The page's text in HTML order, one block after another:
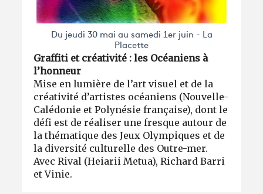
Du jeudi 30 mai au samedi 1er juin - La
Placette
Graffiti et créativité : les Océaniens à
l’honneur
Mise en lumière de l’art visuel et de la
créativité d’artistes océaniens (Nouvelle-
Calédonie et Polynésie française), dont le
défi est de réaliser une fresque autour de
la thématique des Jeux Olympiques et de
la diversité culturelle des Outre-mer.
Avec Rival (Heiarii Metua), Richard Barri
et Vinie.